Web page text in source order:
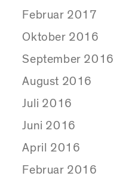
Februar 2017
Oktober 2016
September 2016
August 2016
Juli 2016
Juni 2016
April 2016
Februar 2016